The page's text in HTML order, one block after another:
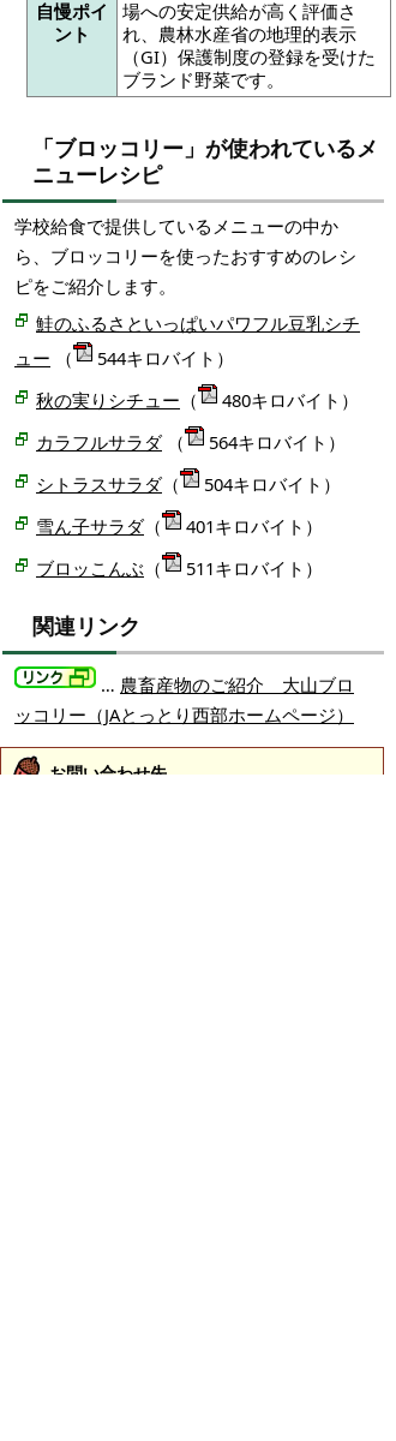
自慢ポイ
ント
場への安定供給が高く評価さ
れ、農林水産省の地理的表示
（GI）保護制度の登録を受けた
ブランド野菜です。
「ブロッコリー」が使われているメ
ニューレシピ
学校給食で提供しているメニューの中か
ら、ブロッコリーを使ったおすすめのレシ
ピをご紹介します。
鮭のふるさといっぱいパワフル豆乳シチ
ュー （
544キロバイト）
秋の実りシチュー （
480キロバイト）
カラフルサラダ（
564キロバイト）
シトラスサラダ（
504キロバイト）
雪ん子サラダ（
401キロバイト）
ブロッこんぶ （ 511キロバイト）
関連リンク
… 農畜産物のご紹介 大山ブロ
ッコリー（JAとっとり西部ホームページ）
お問い合わせ先